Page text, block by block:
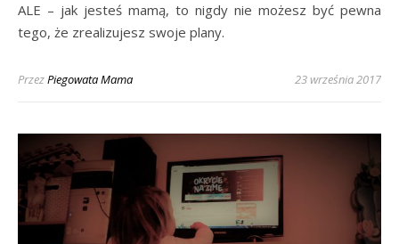
ALE – jak jesteś mamą, to nigdy nie możesz być pewna
tego, że zrealizujesz swoje plany.
PrzezPiegowata Mama 23 września 2017